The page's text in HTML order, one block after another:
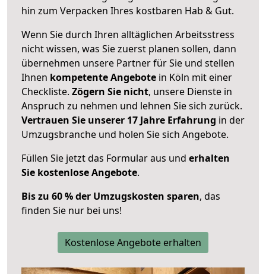
hin zum Verpacken Ihres kostbaren Hab & Gut.
Wenn Sie durch Ihren alltäglichen Arbeitsstress
nicht wissen, was Sie zuerst planen sollen, dann
übernehmen unsere Partner für Sie und stellen
Ihnen kompetente Angebote in Köln mit einer
Checkliste. Zögern Sie nicht, unsere Dienste in
Anspruch zu nehmen und lehnen Sie sich zurück.
Vertrauen Sie unserer 17 Jahre Erfahrung in der
Umzugsbranche und holen Sie sich Angebote.
Füllen Sie jetzt das Formular aus und erhalten
Sie kostenlose Angebote.
Bis zu 60 % der Umzugskosten sparen, das
finden Sie nur bei uns!
Kostenlose Angebote erhalten